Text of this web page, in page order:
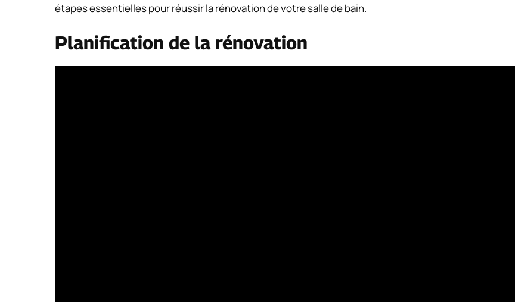
étapes essentielles pour réussir la rénovation de votre salle de bain.
Planification de la rénovation